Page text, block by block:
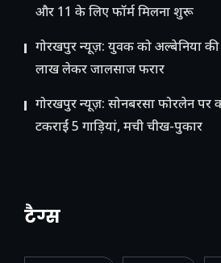
और 11 के लिए फॉर्म मिलना शुरू
गोरखपुर न्यूज़: युवक को अल्बेनिया
लाख लेकर जालसाज फरार
गोरखपुर न्यूज़: सोनबरसा फोरलेन
टकराईं 5 गाड़ियां, मची चीख-पुकार
टैग्स